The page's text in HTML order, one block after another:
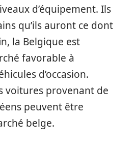
d’équipement. Ils
qu’ils auront ce dont
la Belgique est
favorable à
d’occasion.
voitures provenant de
peuvent être
belge.